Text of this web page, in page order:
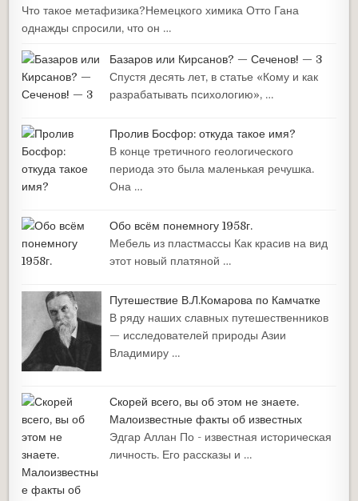
Что такое метафизика?Немецкого химика Отто Гана
однажды спросили, что он …
Базаров или Кирсанов? — Сеченов! — 3
Спустя десять лет, в статье «Кому и как
разрабатывать психологию», …
Пролив Босфор: откуда такое имя?
В конце третичного геологического
периода это была маленькая речушка.
Она …
Обо всём понемногу 1958г.
Мебель из пластмассы Как красив на вид
этот новый платяной …
Путешествие В.Л.Комарова по Камчатке
В ряду наших славных путешественников
— исследователей природы Азии
Владимиру …
Скорей всего, вы об этом не знаете.
Малоизвестные факты об известных
Эдгар Аллан По - известная историческая
личность. Его рассказы и …